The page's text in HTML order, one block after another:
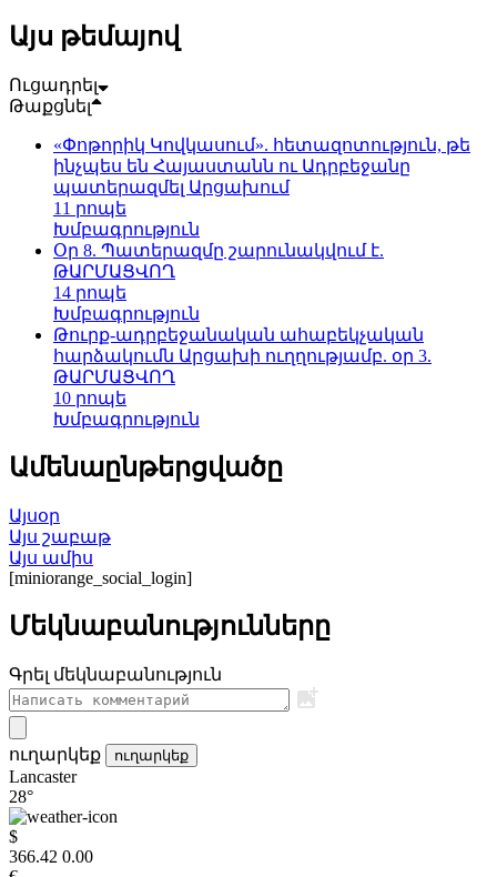
Այս թեմայով
Ուցադրել
Թաքցնել
«Փոթորիկ Կովկասում». հետազոտություն, թե
ինչպես են Հայաստանն ու Ադրբեջանը
պատերազմել Արցախում
11 րոպե
Խմբագրություն
Օր 8. Պատերազմը շարունակվում է.
ԹԱՐՄԱՑՎՈՂ
14 րոպե
Խմբագրություն
Թուրք-ադրբեջանական ահաբեկչական
հարձակումն Արցախի ուղղությամբ. օր 3.
ԹԱՐՄԱՑՎՈՂ
10 րոպե
Խմբագրություն
Ամենաընթերցվածը
Այսօր
Այս շաբաթ
Այս ամիս
[miniorange_social_login]
Մեկնաբանությունները
Գրել մեկնաբանություն
ուղարկեք ուղարկեք
Lancaster
28°
$
366.42 0.00